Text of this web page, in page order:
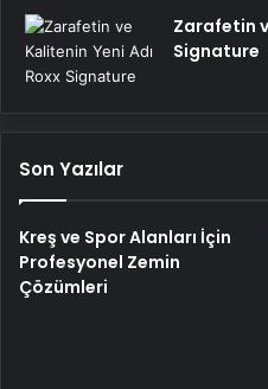
Zarafetin
Signature
Son Yazılar
Kreş ve Spor Alanları İçin
Profesyonel Zemin
Çözümleri